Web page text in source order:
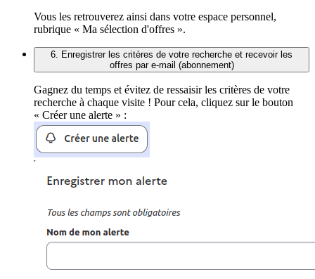
Vous les retrouverez ainsi dans votre espace personnel,
rubrique « Ma sélection d'offres ».
6. Enregistrer les critères de votre recherche et recevoir les
offres par e-mail (abonnement)
Gagnez du temps et évitez de ressaisir les critères de votre
recherche à chaque visite ! Pour cela, cliquez sur le bouton
« Créer une alerte » :